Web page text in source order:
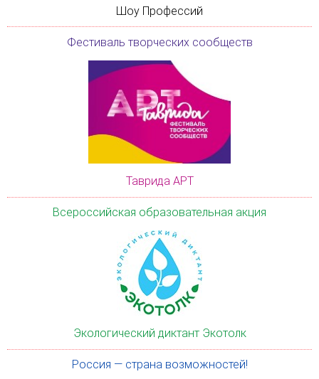
Шоу Профессий
Фестиваль творческих сообществ
Таврида АРТ
Всероссийская образовательная акция
Экологический диктант Экотолк
Россия — страна возможностей!